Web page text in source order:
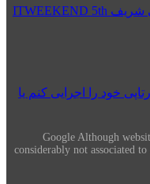
اطلاعات دانشگاه صنعتی شریف ITWEEKEND 5th
خود را اجرایی کنم یا
Google Although
considerably not associated